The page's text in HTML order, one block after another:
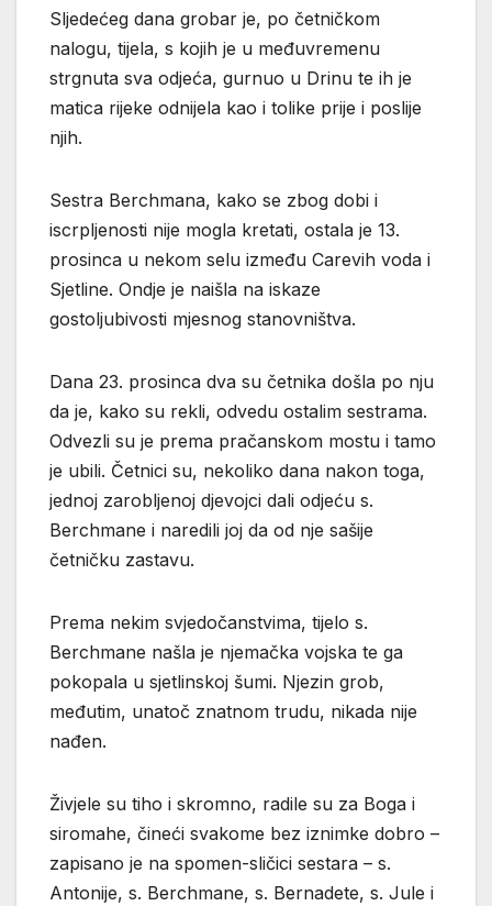
Sljedećeg dana grobar je, po četničkom
nalogu, tijela, s kojih je u međuvremenu
strgnuta sva odjeća, gurnuo u Drinu te ih je
matica rijeke odnijela kao i tolike prije i poslije
njih.
Sestra Berchmana, kako se zbog dobi i
iscrpljenosti nije mogla kretati, ostala je 13.
prosinca u nekom selu između Carevih voda i
Sjetline. Ondje je naišla na iskaze
gostoljubivosti mjesnog stanovništva.
Dana 23. prosinca dva su četnika došla po nju
da je, kako su rekli, odvedu ostalim sestrama.
Odvezli su je prema pračanskom mostu i tamo
je ubili. Četnici su, nekoliko dana nakon toga,
jednoj zarobljenoj djevojci dali odjeću s.
Berchmane i naredili joj da od nje sašije
četničku zastavu.
Prema nekim svjedočanstvima, tijelo s.
Berchmane našla je njemačka vojska te ga
pokopala u sjetlinskoj šumi. Njezin grob,
međutim, unatoč znatnom trudu, nikada nije
nađen.
Živjele su tiho i skromno, radile su za Boga i
siromahe, čineći svakome bez iznimke dobro –
zapisano je na spomen-sličici sestara – s.
Antonije, s. Berchmane, s. Bernadete, s. Jule i